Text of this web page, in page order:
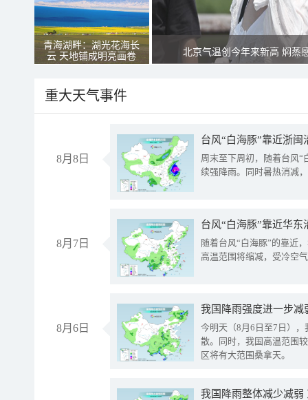
青海湖畔：湖光花海长
云 天地铺成明亮画卷
北京气温创今年来新高 焖蒸
重大天气事件
8月8日
台风“白海豚”靠近浙
周末至下周初，随着台风“
续强降雨。同时暑热消减
8月7日
台风“白海豚”靠近华
随着台风“白海豚”的靠近
高温范围将缩减，受冷空
8月6日
今明天（8月6日至7日）
散。同时，我国高温范围
区将有大范围桑拿天。
我国降雨整体减少减弱